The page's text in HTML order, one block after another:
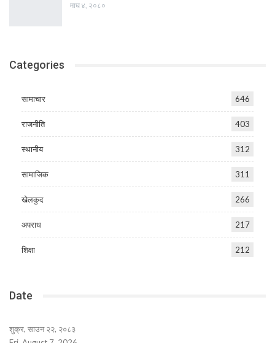
माघ ४, २०८०
Categories
सामाचार 646
राजनीति 403
स्थानीय 312
सामाजिक 311
खेलकुद 266
अपराध 217
शिक्षा 212
Date
शुक्र, साउन २२, २०८३